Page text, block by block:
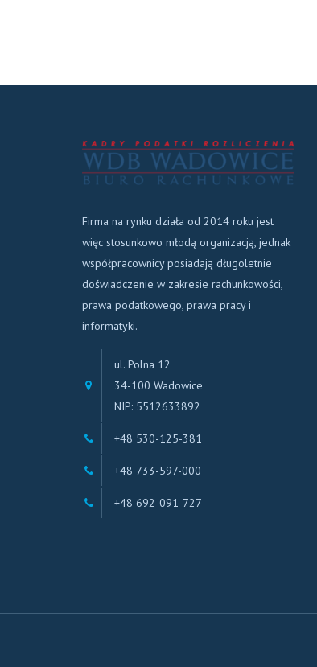
Firma na rynku działa od 2014 roku jest
więc stosunkowo młodą organizacją, jednak
współpracownicy posiadają długoletnie
doświadczenie w zakresie rachunkowości,
prawa podatkowego, prawa pracy i
informatyki.
ul. Polna 12
34-100 Wadowice
NIP: 5512633892
+48 530-125-381
+48 733-597-000
+48 692-091-727